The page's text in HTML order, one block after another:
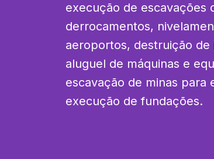
execução de escavações
derrocamentos,
aeroportos, destruição
aluguel de máquinas e
escavação de minas
execução de fundações.